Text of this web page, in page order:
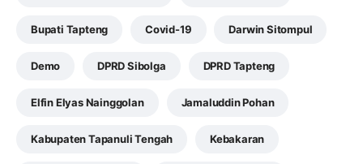
Bupati Tapteng Covid-19 Darwin Sitompul
Demo DPRD Sibolga DPRD Tapteng
Elfin Elyas Nainggolan Jamaluddin Pohan
Kabupaten Tapanuli Tengah Kebakaran